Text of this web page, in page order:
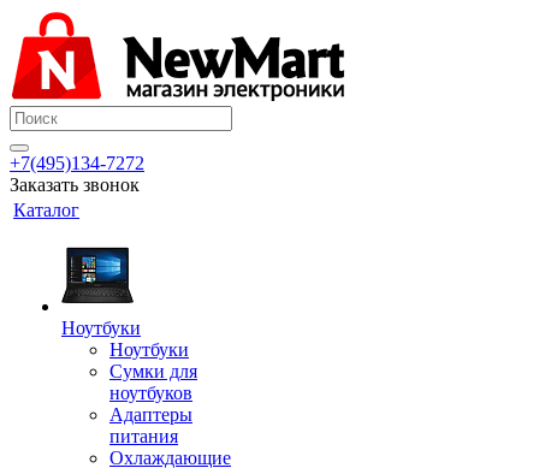
+7(495)134-7272
Заказать звонок
Каталог
Ноутбуки
Ноутбуки
Сумки для
ноутбуков
Адаптеры
питания
Охлаждающие